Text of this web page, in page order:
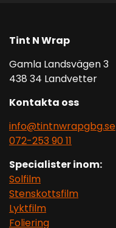
Tint N Wrap
Gamla Landsvägen 3
438 34 Landvetter
Kontakta oss
info@tintnwrapgbg.se
072-253 90 11
Specialister inom:
Solfilm
Stenskottsfilm
Lyktfilm
Foliering